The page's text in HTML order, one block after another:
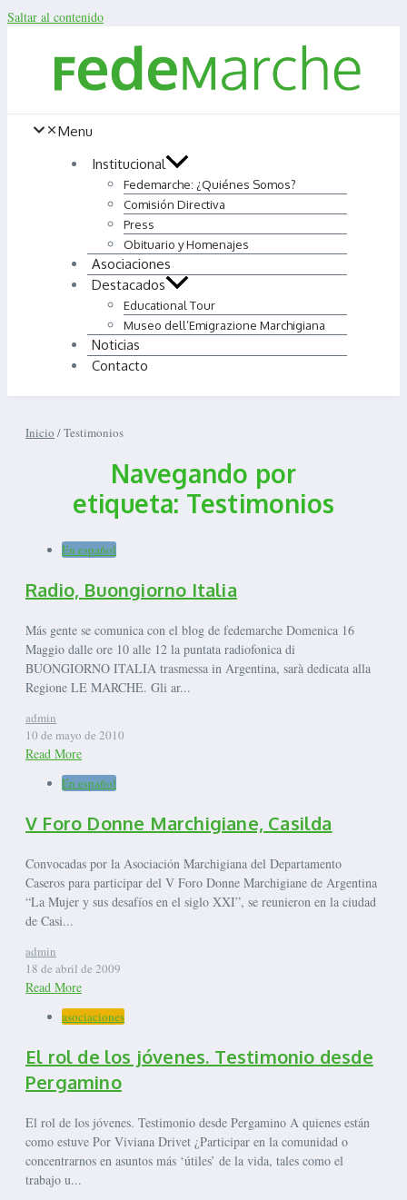
Saltar al contenido
Menu
Institucional
Fedemarche: ¿Quiénes Somos?
Comisión Directiva
Press
Obituario y Homenajes
Asociaciones
Destacados
Educational Tour
Museo dell’Emigrazione Marchigiana
Noticias
Contacto
Inicio /Testimonios
Navegando por
etiqueta: Testimonios
En español
Radio, Buongiorno Italia
Más gente se comunica con el blog de fedemarche Domenica 16
Maggio dalle ore 10 alle 12 la puntata radiofonica di
BUONGIORNO ITALIA trasmessa in Argentina, sarà dedicata alla
Regione LE MARCHE. Gli ar...
admin
10 de mayo de 2010
Read More
En español
V Foro Donne Marchigiane, Casilda
Convocadas por la Asociación Marchigiana del Departamento
Caseros para participar del V Foro Donne Marchigiane de Argentina
“La Mujer y sus desafíos en el siglo XXI”, se reunieron en la ciudad
de Casi...
admin
18 de abril de 2009
Read More
asociaciones
El rol de los jóvenes. Testimonio desde
Pergamino
El rol de los jóvenes. Testimonio desde Pergamino A quienes están
como estuve Por Viviana Drivet ¿Participar en la comunidad o
concentrarnos en asuntos más ‘útiles’ de la vida, tales como el
trabajo u...